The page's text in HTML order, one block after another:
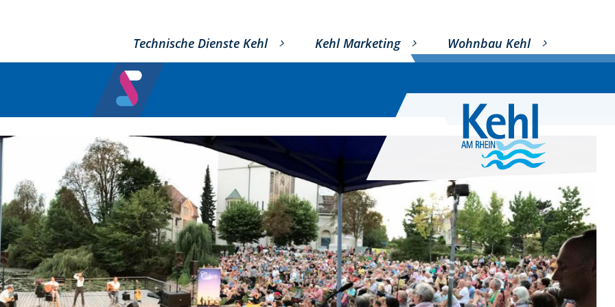
Technische Dienste Kehl Kehl Marketing Wohnbau Kehl